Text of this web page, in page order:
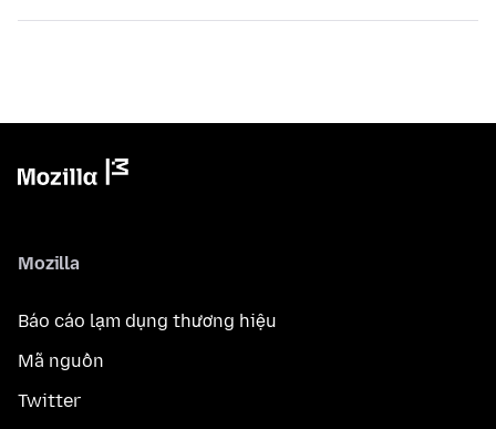
Mozilla
Báo cáo lạm dụng thương hiệu
Mã nguồn
Twitter